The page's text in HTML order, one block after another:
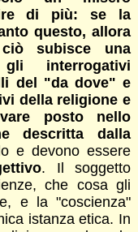
di più: se la
questo, allora
subisce una
interrogativi
del "da dove" e
della religione e
posto nello
descritta dalla
e devono essere
. Il soggetto
che cosa gli
e la "coscienza"
istanza etica. In